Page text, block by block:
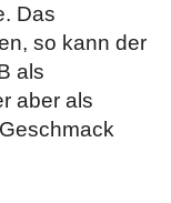
Das
so kann der
als
aber als